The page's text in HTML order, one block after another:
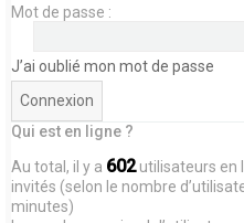
Mot de passe :
J’ai oublié mon mot de passe
Qui est en ligne ?
Au total, il y a 602utilisateurs en
invités (selon le nombre
minutes)